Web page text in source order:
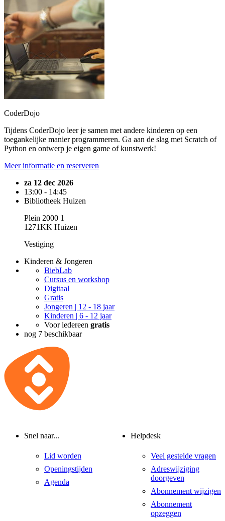
CoderDojo
Tijdens CoderDojo leer je samen met andere kinderen op een
toegankelijke manier programmeren. Ga aan de slag met Scratch of
Python en ontwerp je eigen game of kunstwerk!
Meer informatie en reserveren
za 12 dec 2026
13:00 - 14:45
Bibliotheek Huizen
Plein 2000 1
1271KK Huizen
Vestiging
Kinderen & Jongeren
BiebLab
Cursus en workshop
Digitaal
Gratis
Jongeren | 12 - 18 jaar
Kinderen | 6 - 12 jaar
Voor iedereen gratis
nog 7 beschikbaar
Snel naar...
Lid worden
Openingstijden
Agenda
Helpdesk
Veel gestelde vragen
Adreswijziging
doorgeven
Abonnement wijzigen
Abonnement
opzeggen